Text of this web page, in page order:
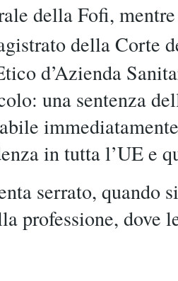
della Fofi,
della Corte
d’Azienda
una sentenza
in tutta l’UE e
serrato, quando
professione, dove